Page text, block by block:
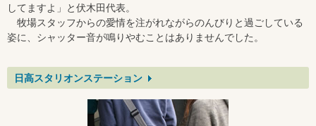
してますよ」と伏木田代表。
牧場スタッフからの愛情を注がれながらのんびりと過ごしている
姿に、シャッター音が鳴りやむことはありませんでした。
日高スタリオンステーション